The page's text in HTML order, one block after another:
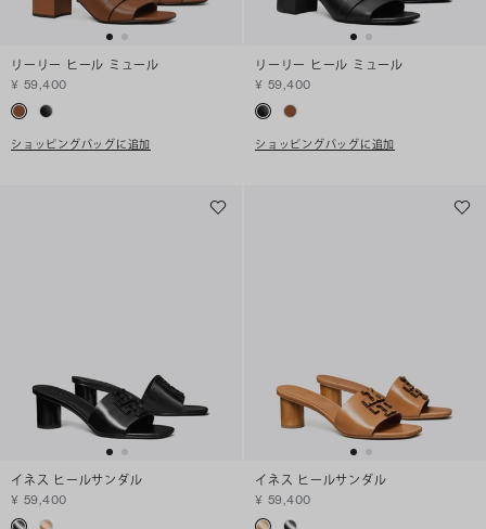
リーリー ヒール ミュール
¥ 59,400
ショッピングバッグに追加
リーリー ヒール ミュール
¥ 59,400
ショッピングバッグに追加
イネス ヒールサンダル
¥ 59,400
イネス ヒールサンダル
¥ 59,400